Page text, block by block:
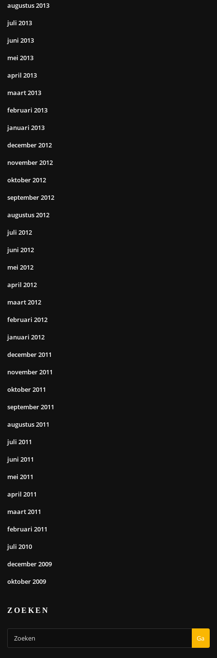
augustus 2013
juli 2013
juni 2013
mei 2013
april 2013
maart 2013
februari 2013
januari 2013
december 2012
november 2012
oktober 2012
september 2012
augustus 2012
juli 2012
juni 2012
mei 2012
april 2012
maart 2012
februari 2012
januari 2012
december 2011
november 2011
oktober 2011
september 2011
augustus 2011
juli 2011
juni 2011
mei 2011
april 2011
maart 2011
februari 2011
juli 2010
december 2009
oktober 2009
ZOEKEN
Ga